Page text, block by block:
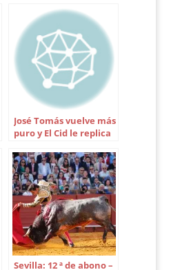
José Tomás vuelve más
puro y El Cid le replica
Sevilla: 12 ª de abono –